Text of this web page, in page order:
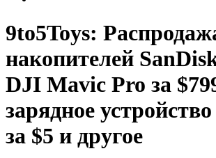
9to5Toys:
накопителей
DJI Mavic Pro за
зарядное
за $5 и другое